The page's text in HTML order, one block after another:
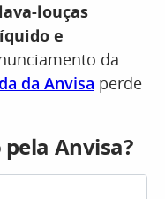
louças
e
da
da Anvisa perde
Anvisa?